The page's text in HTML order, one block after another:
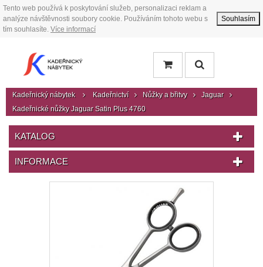
Tento web používá k poskytování služeb, personalizaci reklam a
analýze návštěvnosti soubory cookie. Používáním tohoto webu s
tím souhlasíte. Více informací
Souhlasím
Kadeřnický nábytek Kadeřnictví Nůžky a břitvy
Jaguar
Kadeřnické nůžky Jaguar Satin Plus 4760
KATALOG
INFORMACE